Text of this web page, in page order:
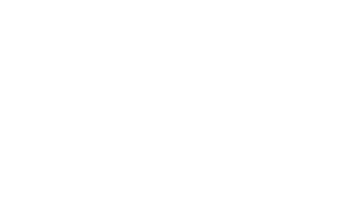
Koupelna s vanou a se sprchou (velikost: cca 18 m²).
Koupelna s vanou a se sprchou (velikost: cca 18 m²).